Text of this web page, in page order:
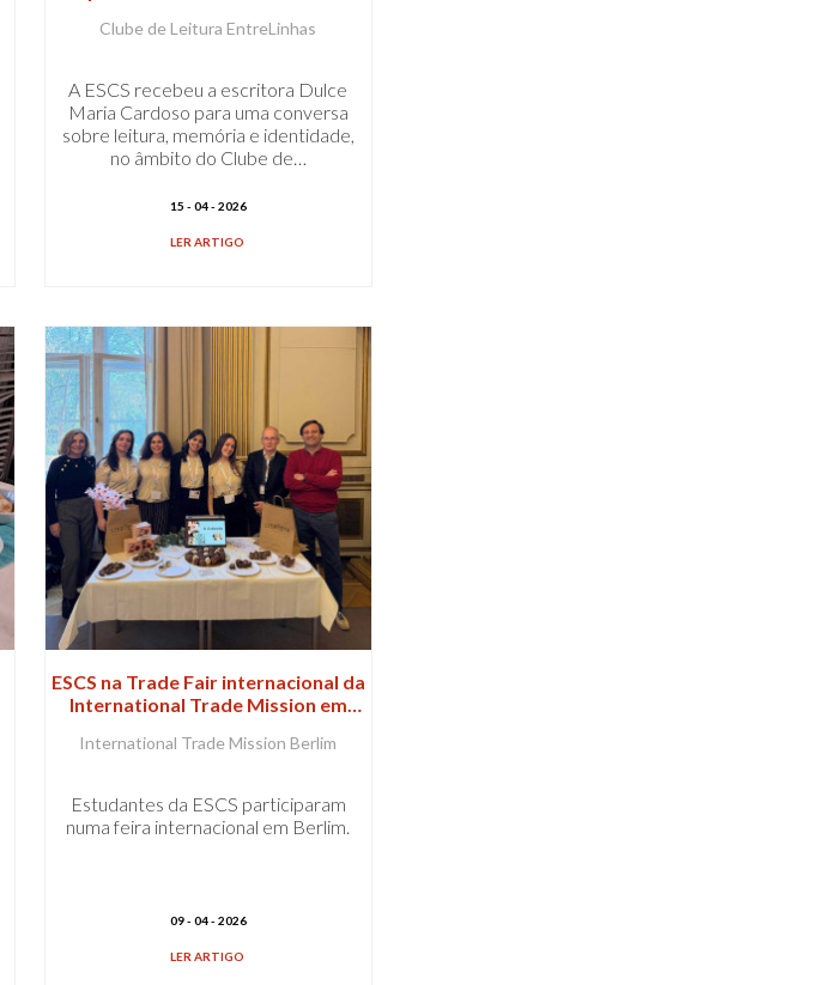
Clube de Leitura EntreLinhas
A ESCS recebeu a escritora Dulce
Maria Cardoso para uma conversa
sobre leitura, memória e identidade,
no âmbito do Clube de…
15 - 04 - 2026
LER ARTIGO
ESCS na Trade Fair internacional da
International Trade Mission em
International Trade Mission Berlim
Estudantes da ESCS participaram
numa feira internacional em Berlim.
09 - 04 - 2026
LER ARTIGO